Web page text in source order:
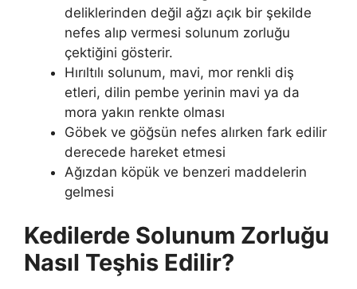
deliklerinden değil ağzı açık bir şekilde
nefes alıp vermesi solunum zorluğu
çektiğini gösterir.
Hırıltılı solunum, mavi, mor renkli diş
etleri, dilin pembe yerinin mavi ya da
mora yakın renkte olması
Göbek ve göğsün nefes alırken fark edilir
derecede hareket etmesi
Ağızdan köpük ve benzeri maddelerin
gelmesi
Kedilerde Solunum Zorluğu
Nasıl Teşhis Edilir?